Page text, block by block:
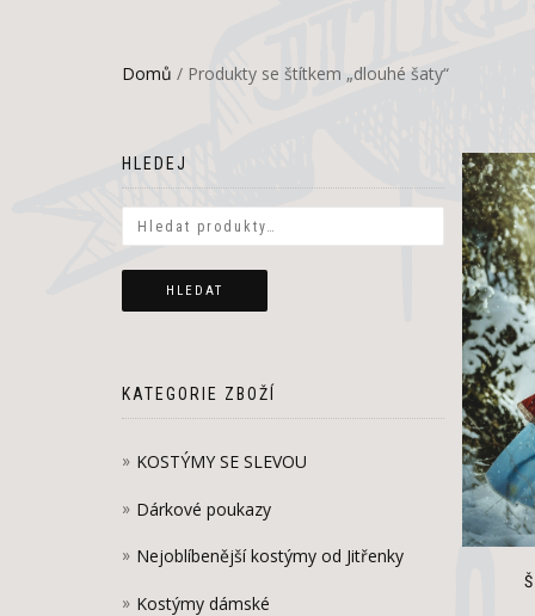
Domů / Produkty se štítkem „dlouhé šaty“
HLEDEJ
HLEDAT
KATEGORIE ZBOŽÍ
KOSTÝMY SE SLEVOU
Dárkové poukazy
Nejoblíbenější kostýmy od Jitřenky
Kostýmy dámské